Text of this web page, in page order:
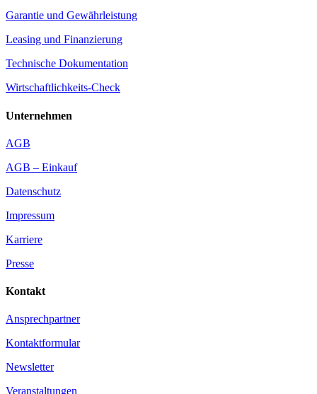
Garantie und Gewährleistung
Leasing und Finanzierung
Technische Dokumentation
Wirtschaftlichkeits-Check
Unternehmen
AGB
AGB – Einkauf
Datenschutz
Impressum
Karriere
Presse
Kontakt
Ansprechpartner
Kontaktformular
Newsletter
Veranstaltungen